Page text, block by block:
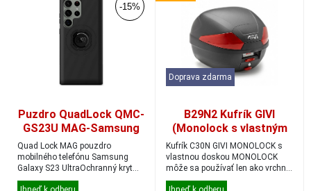
-15%
Puzdro QuadLock QMC-
GS23U MAG-Samsung
Galaxy S23 Ultra
Quad Lock MAG pouzdro
mobilného telefónu Samsung
Galaxy S23 UltraOchranný kryt
pre telefón, ktorý ko...
Doprava zdarma
B29N2 Kufrík GIVI
(Monolock s vlastným
štítkom), 29 l, červené
odrazky
Kufrík C30N GIVI MONOLOCK s
vlastnou doskou MONOLOCK
môže sa používať len ako vrchný
kufor objem 30 ...